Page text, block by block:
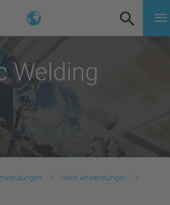
Welding
Nach Anwendungen